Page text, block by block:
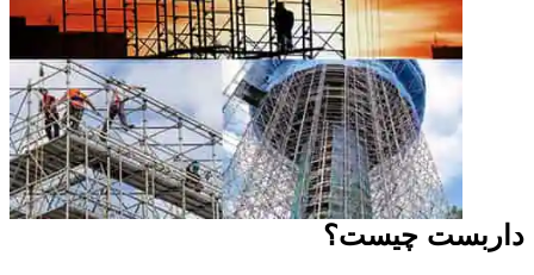
داربست چیست؟